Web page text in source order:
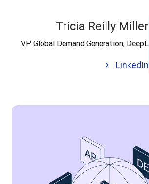
Tricia Reilly Miller
VP Global Demand Generation, DeepL
LinkedIn